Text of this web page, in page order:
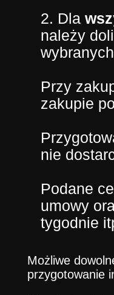
2. Dla
należy
Przy
zakupie
nie
Podane
umowy
tygodnie
Możliwe
przygotowanie